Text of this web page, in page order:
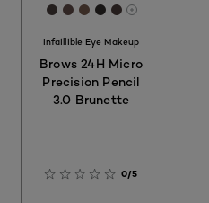
[Color]: #493F3D
[Color]: #614C49
[Color]: #745A4C
[Color]:
[Color]:
More
Infaillible Eye Makeup
Brows 24H Micro
Precision Pencil
3.0 Brunette
0/5